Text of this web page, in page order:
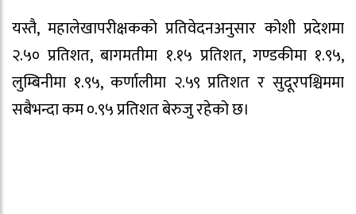
यस्तै, महालेखापरीक्षकको प्रतिवेदनअनुसार कोशी प्रदेशमा
२.५० प्रतिशत, बागमतीमा १.१५ प्रतिशत, गण्डकीमा १.९५,
लुम्बिनीमा १.९५, कर्णालीमा २.५९ प्रतिशत र सुदूरपश्चिममा
सबैभन्दा कम ०.९५ प्रतिशत बेरुजु रहेको छ।